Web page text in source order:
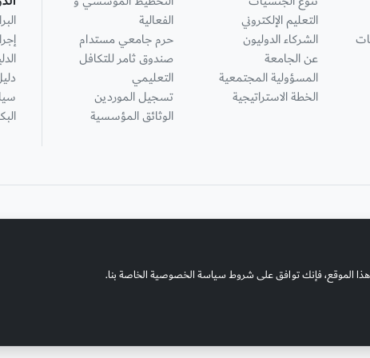
الموقع، فإنك توافق على شروط سياسة الخصوصية الخاصة بنا.
التعليم الإلكتروني
الشركاء الدوليون
عن الجامعة
المسؤولية المجتمعية
الخطة الاستراتيجية
الفعالية
حرم جامعي مستدام
صندوق ثامر للتكافل
التعليمي
تسجيل الموردين
الوثائق المؤسسية